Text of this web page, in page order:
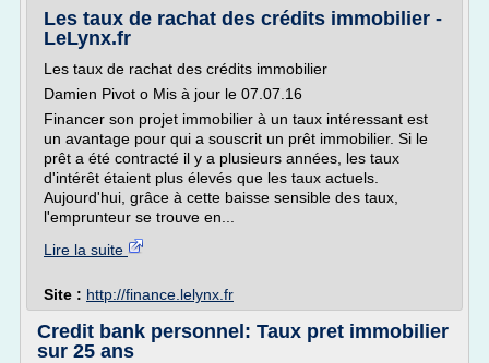
Les taux de rachat des crédits immobilier -
LeLynx.fr
Les taux de rachat des crédits immobilier
Damien Pivot o Mis à jour le 07.07.16
Financer son projet immobilier à un taux intéressant est
un avantage pour qui a souscrit un prêt immobilier. Si le
prêt a été contracté il y a plusieurs années, les taux
d'intérêt étaient plus élevés que les taux actuels.
Aujourd'hui, grâce à cette baisse sensible des taux,
l'emprunteur se trouve en...
Lire la suite
Site : http://finance.lelynx.fr
Credit bank personnel: Taux pret immobilier
sur 25 ans